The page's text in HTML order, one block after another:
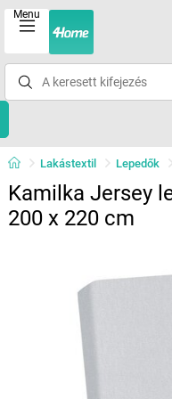
Menu
Lakástextil Lepedők
Kamilka Jersey
200 x 220 cm